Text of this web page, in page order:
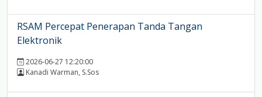
RSAM Percepat Penerapan Tanda Tangan
Elektronik
2026-06-27 12:20:00
Kanadi Warman, S.Sos